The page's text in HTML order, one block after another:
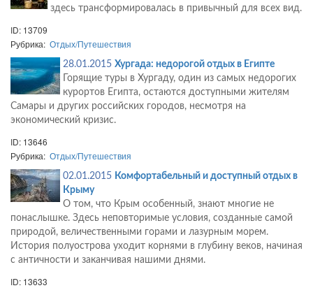
здесь трансформировалась в привычный для всех вид.
ID: 13709
Рубрика: Отдых/Путешествия
28.01.2015 Хургада: недорогой отдых в Египте
Горящие туры в Хургаду, один из самых недорогих
курортов Египта, остаются доступными жителям
Самары и других российских городов, несмотря на
экономический кризис.
ID: 13646
Рубрика: Отдых/Путешествия
02.01.2015 Комфортабельный и доступный отдых в
Крыму
О том, что Крым особенный, знают многие не
понаслышке. Здесь неповторимые условия, созданные самой
природой, величественными горами и лазурным морем.
История полуострова уходит корнями в глубину веков, начиная
с античности и заканчивая нашими днями.
ID: 13633